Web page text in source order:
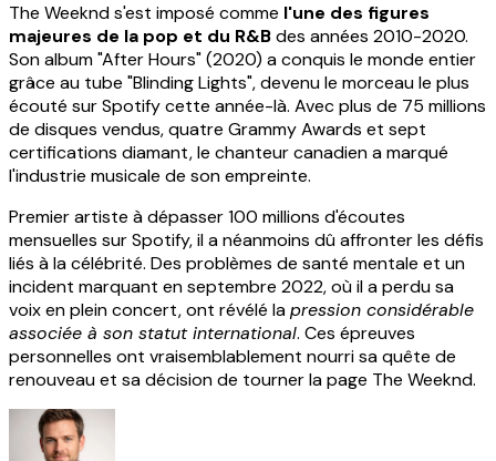
The Weeknd s'est imposé comme l'une des figures
majeures de la pop et du R&Bdes années 2010-2020.
Son album "After Hours" (2020) a conquis le monde entier
grâce au tube "Blinding Lights", devenu le morceau le plus
écouté sur Spotify cette année-là. Avec plus de 75 millions
de disques vendus, quatre Grammy Awards et sept
certifications diamant, le chanteur canadien a marqué
l'industrie musicale de son empreinte.
Premier artiste à dépasser 100 millions d'écoutes
mensuelles sur Spotify, il a néanmoins dû affronter les défis
liés à la célébrité. Des problèmes de santé mentale et un
incident marquant en septembre 2022, où il a perdu sa
voix en plein concert, ont révélé lapression considérable
associée à son statut international. Ces épreuves
personnelles ont vraisemblablement nourri sa quête de
renouveau et sa décision de tourner la page The Weeknd.